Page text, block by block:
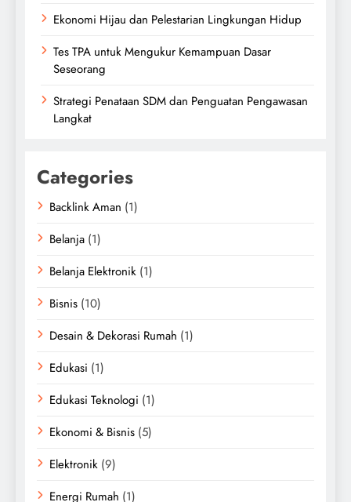
Ekonomi Hijau dan Pelestarian Lingkungan Hidup
Tes TPA untuk Mengukur Kemampuan Dasar
Seseorang
Strategi Penataan SDM dan Penguatan Pengawasan
Langkat
Categories
Backlink Aman (1)
Belanja (1)
Belanja Elektronik (1)
Bisnis (10)
Desain & Dekorasi Rumah (1)
Edukasi (1)
Edukasi Teknologi (1)
Ekonomi & Bisnis (5)
Elektronik (9)
Energi Rumah (1)